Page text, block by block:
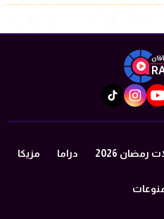
youtube
instagram
tiktok
2026 دراما مزيكا